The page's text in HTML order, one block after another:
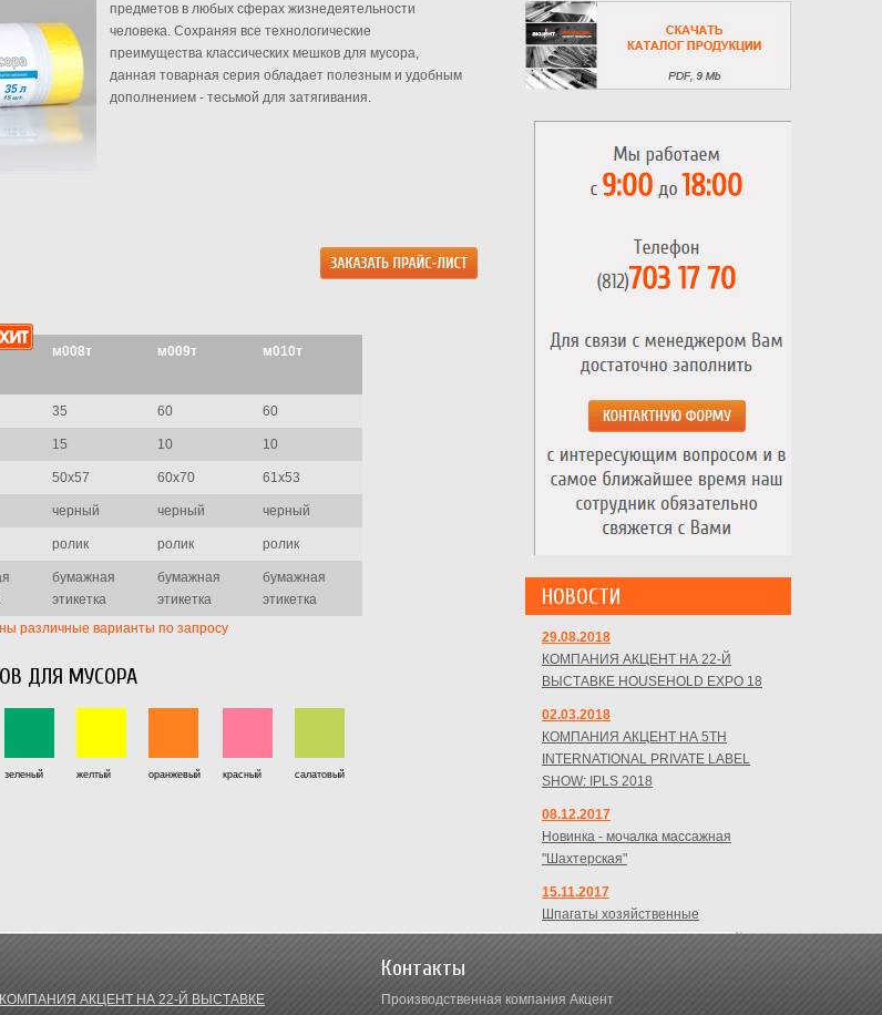
предметов в любых сферах жизнедеятельности
человека. Сохраняя все технологические
преимущества классических мешков для мусора,
данная товарная серия обладает полезным и удобным
дополнением - тесьмой для затягивания.
м008т м009т м010т
35 60 60
15 10 10
50х57 60х70 61х53
черный черный черный
ролик ролик ролик
бумажная
этикетка
бумажная
этикетка
бумажная
этикетка
различные варианты по запросу
ДЛЯ МУСОРА
зеленый желтый оранжевый красный салатовый
НОВОСТИ
29.08.2018
КОМПАНИЯ АКЦЕНТ НА 22-Й
ВЫСТАВКЕ HOUSEHOLD EXPO 18
02.03.2018
КОМПАНИЯ АКЦЕНТ НА 5TH
INTERNATIONAL PRIVATE LABEL
SHOW: IPLS 2018
08.12.2017
Новинка - мочалка массажная
"Шахтерская"
15.11.2017
Шпагаты хозяйственные
КОМПАНИЯ АКЦЕНТ НА 22-Й ВЫСТАВКЕ
Контакты
Производственная компания Акцент